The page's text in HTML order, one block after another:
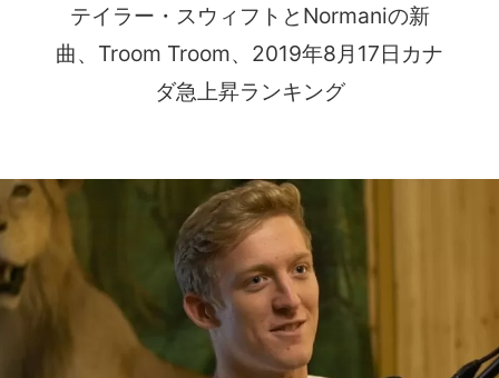
テイラー・スウィフトとNormaniの新
曲、Troom Troom、2019年8月17日カナ
ダ急上昇ランキング